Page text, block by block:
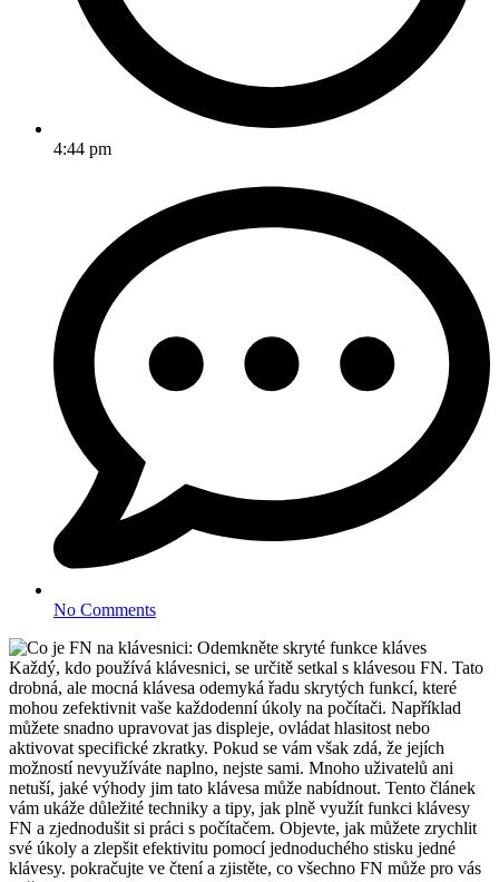
4:44 pm
No Comments
Každý, kdo používá klávesnici, se určitě setkal s klávesou FN. Tato
drobná, ale mocná klávesa odemyká řadu skrytých funkcí, které
mohou zefektivnit vaše každodenní úkoly na počítači. Například
můžete snadno upravovat jas displeje, ovládat hlasitost nebo
aktivovat specifické zkratky. Pokud se vám však zdá, že jejích
možností nevyužíváte naplno, nejste sami. Mnoho uživatelů ani
netuší, jaké výhody jim tato klávesa může nabídnout. Tento článek
vám ukáže důležité techniky a tipy, jak plně využít funkci klávesy
FN a zjednodušit si práci s počítačem. Objevte, jak můžete zrychlit
své úkoly a zlepšit efektivitu pomocí jednoduchého stisku jedné
klávesy. pokračujte ve čtení a zjistěte, co všechno FN může pro vás